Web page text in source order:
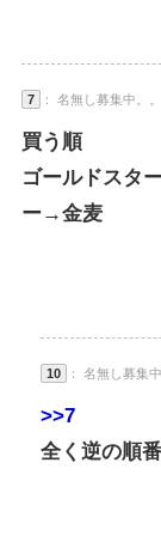
7 ： 名無し募集中。
買う順
ゴールドスタ
ー→金麦
10 ： 名無し募集
>>7
全く逆の順